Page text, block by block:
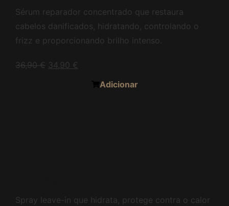
Sérum reparador concentrado que restaura
cabelos danificados, hidratando, controlando o
frizz e proporcionando brilho intenso.
36,90€ 34,90 €
Adicionar
Spray leave-in que hidrata, protege contra o calor